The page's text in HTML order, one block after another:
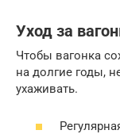
Уход за
Чтобы вагонка
на долгие годы,
ухаживать.